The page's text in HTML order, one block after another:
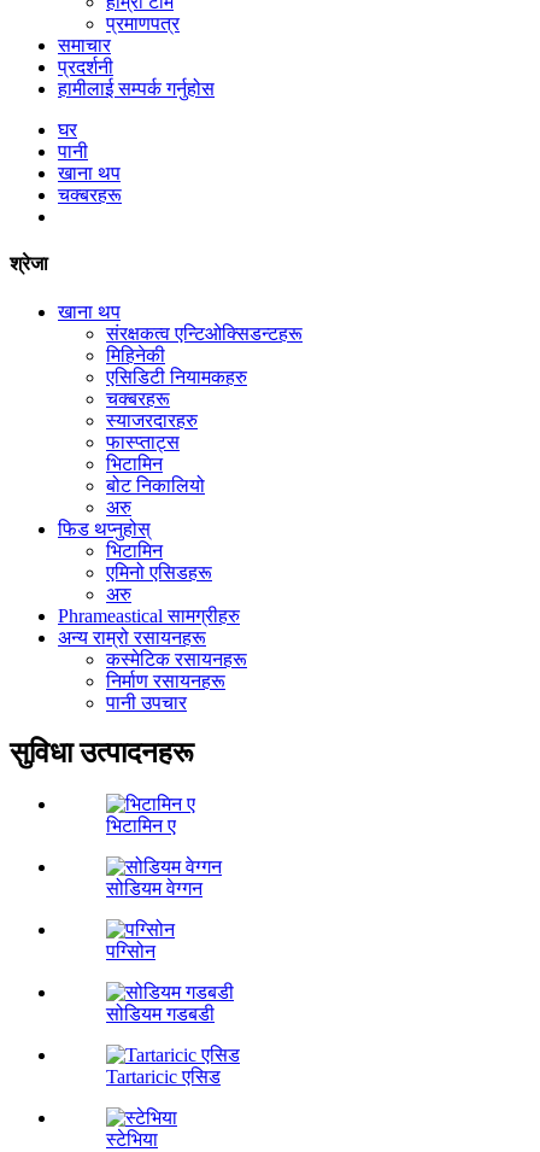
प्रमाणपत्र
समाचार
प्रदर्शनी
हामीलाई सम्पर्क गर्नुहोस
घर
पानी
खाना थप
चक्बरहरू
श्रेजा
खाना थप
संरक्षकत्व एन्टिओक्सिडन्टहरू
मिहिनेकी
एसिडिटी नियामकहरु
चक्बरहरू
स्याजरदारहरु
फास्प्ताट्स
भिटामिन
बोट निकालियो
अरु
फिड थप्नुहोस्
भिटामिन
एमिनो एसिडहरू
अरु
Phrameastical सामग्रीहरु
अन्य राम्रो रसायनहरू
कस्मेटिक रसायनहरू
निर्माण रसायनहरू
पानी उपचार
सुविधा उत्पादनहरू
भिटामिन ए
सोडियम वेग्गन
पग्सोिन
सोडियम गडबडी
Tartaricic एसिड
स्टेभिया